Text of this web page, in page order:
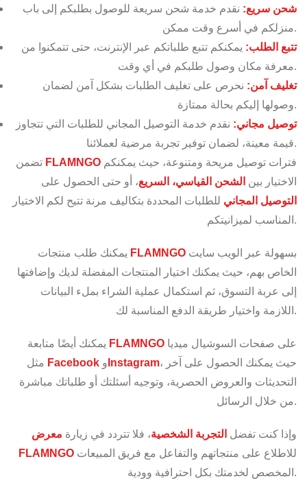
شحن سريع: نقدم خدمة شحن سريعة للوصول بطلبكم إلى باب
منزلكم في أسرع وقت ممكن.
تتبع الطلب: يمكنكم تتبع طلباتكم عبر الإنترنت، حتى تتمكنوا من
معرفة مكان وصول طلبكم في أي وقت.
تغليف آمن: نحرص على تغليف الطلبات بشكل آمن لضمان
وصولها إليكم بحالة ممتازة.
توصيل مجاني: نقدم خدمة التوصيل المجاني للطلبات التي تتجاوز
قيمة معينة، لضمان توفير تجربة مرضية لعملائنا.
تضمن FLAMNGOفترات توصيل مريحة ومتنوعة، حيث يمكنكم
الاختيار بين الشحن القياسي، السريع، أو حتى الحصول على
التوصيل المجاني للطلبات المحددة بتكاليف مرنة تتيح لكم الاختيار
المناسب لميزانيتكم.
FLAMNGOبسهولة عبر الويب سايت
الخاص بهم، حيث يمكنك اختيار المنتجات المفضلة لديك وإضافتها
إلى عربة التسوق، ثم استكمال عملية الشراء بملء البيانات
اللازمة واختيار طريقة الدفع المناسبة لك.
FLAMNGOعلى صفحات السوشيال ميديا
Facebook و Instagram، حيث يمكنك الحصول على آخر
التحديثات والعروض الحصرية، وتوجيه أسئلتك أو طلباتك مباشرة
من خلال الرسائل.
وإذا كنت تفضل التجربة الشخصية، فلا تتردد في زيارة معرض
FLAMNGOللاطلاع على منتجاتهم والتفاعل مع فريق المبيعات
المخصص لخدمتك بكل احترافية وودية.